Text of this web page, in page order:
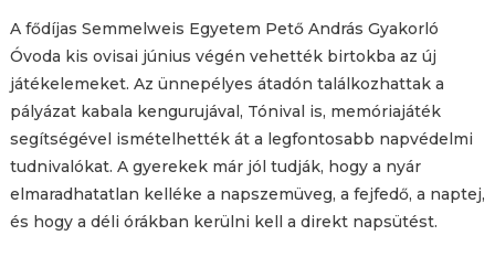
A fődíjas Semmelweis Egyetem Pető András Gyakorló
Óvoda kis ovisai június végén vehették birtokba az új
játékelemeket. Az ünnepélyes átadón találkozhattak a
pályázat kabala kengurujával, Tónival is, memóriajáték
segítségével ismételhették át a legfontosabb napvédelmi
tudnivalókat. A gyerekek már jól tudják, hogy a nyár
elmaradhatatlan kelléke a napszemüveg, a fejfedő, a naptej,
és hogy a déli órákban kerülni kell a direkt napsütést.